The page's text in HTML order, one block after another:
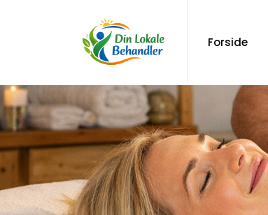
Forside